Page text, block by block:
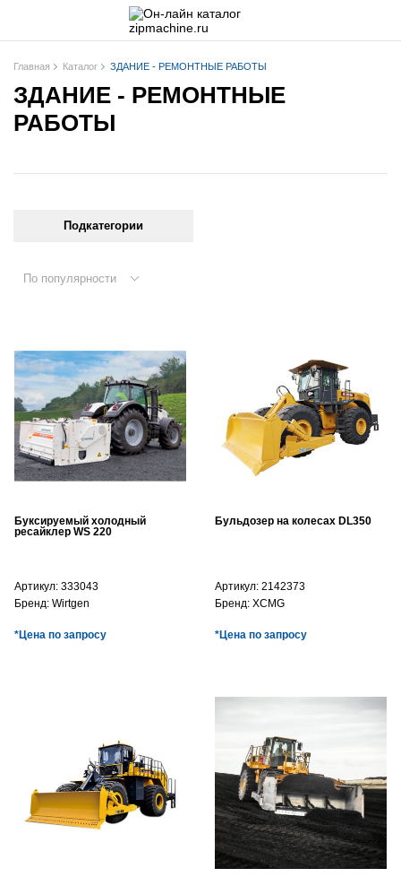
Главная Каталог ЗДАНИЕ - РЕМОНТНЫЕ РАБОТЫ
ЗДАНИЕ - РЕМОНТНЫЕ
РАБОТЫ
Подкатегории
По популярности
Буксируемый холодный
ресайклер WS 220
Артикул: 333043
Бренд: Wirtgen
*Цена по запросу
Бульдозер на колесах DL350
Артикул: 2142373
Бренд: XCMG
*Цена по запросу